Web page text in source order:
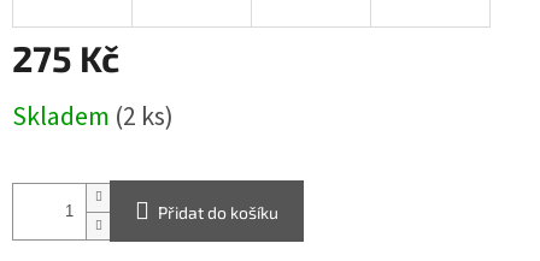
275 Kč
cena:
Skladem (2 ks)
Přidat do košíku